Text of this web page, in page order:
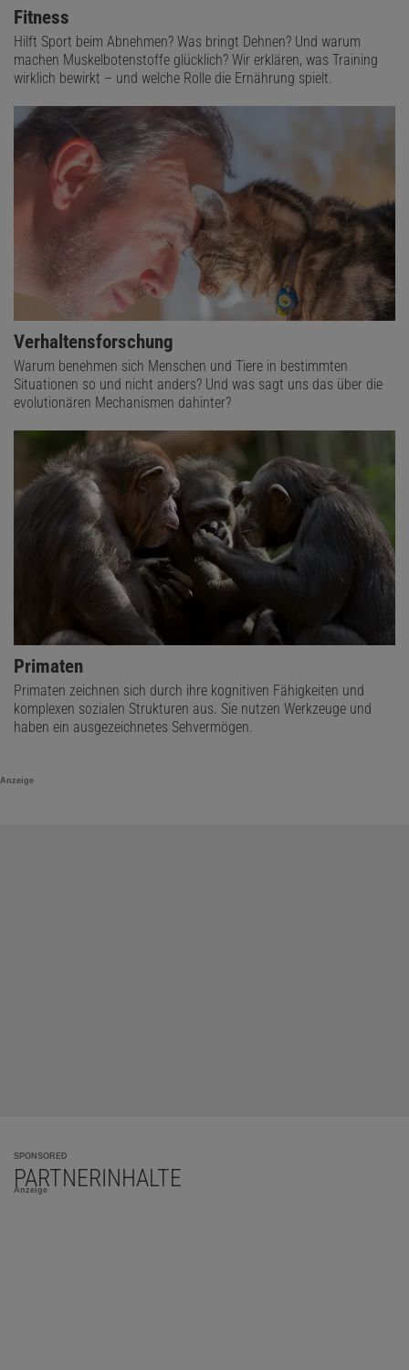
Fitness
Hilft Sport beim Abnehmen? Was bringt Dehnen? Und warum
machen Muskelbotenstoffe glücklich? Wir erklären, was Training
wirklich bewirkt – und welche Rolle die Ernährung spielt.
Verhaltensforschung
Warum benehmen sich Menschen und Tiere in bestimmten
Situationen so und nicht anders? Und was sagt uns das über die
evolutionären Mechanismen dahinter?
Primaten
Primaten zeichnen sich durch ihre kognitiven Fähigkeiten und
komplexen sozialen Strukturen aus. Sie nutzen Werkzeuge und
haben ein ausgezeichnetes Sehvermögen.
Anzeige
SPONSORED
PARTNERINHALTE
Anzeige